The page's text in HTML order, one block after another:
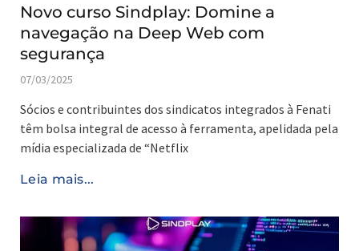
Novo curso Sindplay: Domine a
navegação na Deep Web com
segurança
07/03/2025
Sócios e contribuintes dos sindicatos integrados à Fenati
têm bolsa integral de acesso à ferramenta, apelidada pela
mídia especializada de “Netflix
Leia mais...